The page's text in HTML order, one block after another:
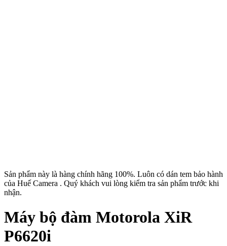
Sản phẩm này là hàng chính hãng 100%. Luôn có dán tem bảo hành
của Huế Camera . Quý khách vui lòng kiểm tra sản phẩm trước khi
nhận.
Máy bộ đàm Motorola XiR
P6620i